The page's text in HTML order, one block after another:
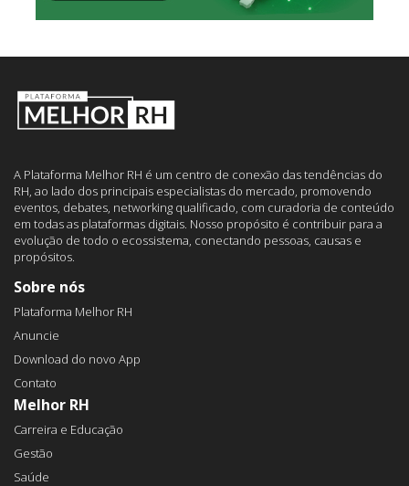
A Plataforma Melhor RH é um centro de conexão das tendências do
RH, ao lado dos principais especialistas do mercado, promovendo
eventos, debates, networking qualificado, com curadoria de conteúdo
em todas as plataformas digitais. Nosso propósito é contribuir para a
evolução de todo o ecossistema, conectando pessoas, causas e
propósitos.
Sobre nós
Plataforma Melhor RH
Anuncie
Download do novo App
Contato
Melhor RH
Carreira e Educação
Gestão
Saúde